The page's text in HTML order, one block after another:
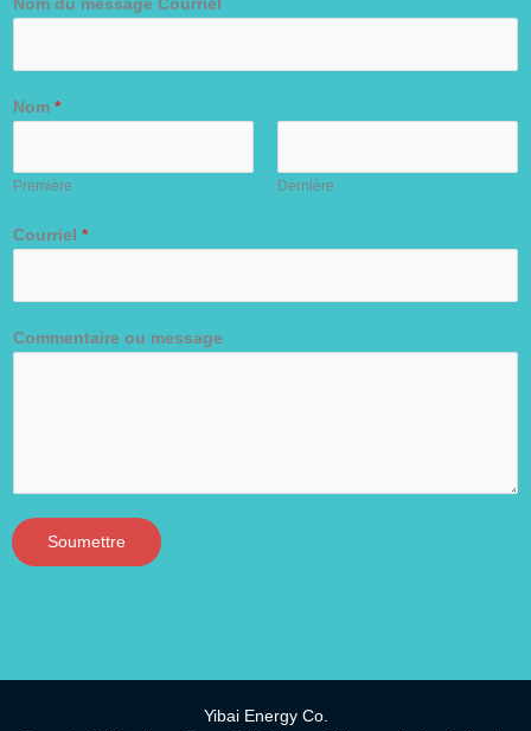
Nom du message Courriel
Nom *
Première Dernière
Courriel *
Commentaire ou message
Soumettre
Yibai Energy Co.